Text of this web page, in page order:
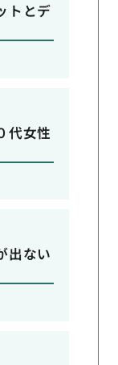
トとデ
代女性
出ない